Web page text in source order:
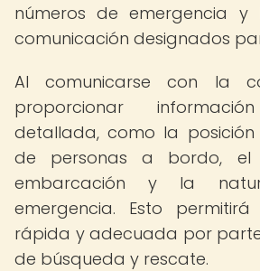
números de emergencia y
comunicación designados
Al comunicarse con la
proporcionar
detallada, como la posición
de personas a bordo,
embarcación y la
emergencia. Esto
rápida y adecuada por
de búsqueda y rescate.